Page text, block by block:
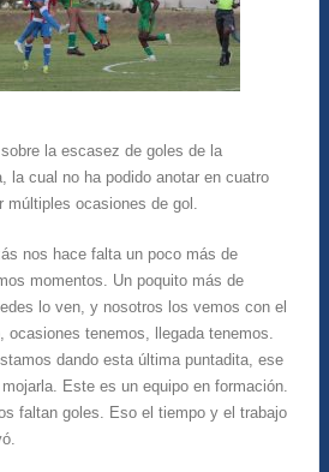
la escasez de goles de la
la cual no ha podido anotar en cuatro
múltiples ocasiones de gol.
nos hace falta un poco más de
momentos. Un poquito más de
lo ven, y nosotros los vemos con el
ocasiones tenemos, llegada tenemos.
dando esta última puntadita, ese
Este es un equipo en formación.
faltan goles. Eso el tiempo y el trabajo